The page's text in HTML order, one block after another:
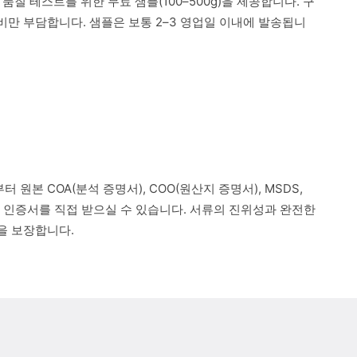
만 부담합니다. 샘플은 보통 2–3 영업일 이내에 발송됩니
터 원본 COA(분석 증명서), COO(원산지 증명서), MSDS,
증서를 직접 받으실 수 있습니다. 서류의 진위성과 완전한
보장합니다.